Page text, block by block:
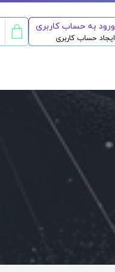
ورود به حساب کاربری
ایجاد حساب کاربری